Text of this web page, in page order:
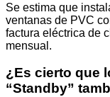
Se estima que
ventanas de PVC
factura eléctrica de
mensual.
¿Es cierto que
“Standby”